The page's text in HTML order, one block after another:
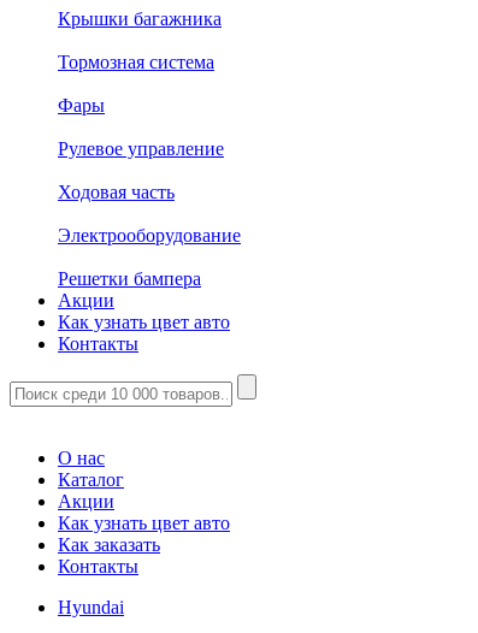
Крышки багажника
Тормозная система
Фары
Рулевое управление
Ходовая часть
Электрооборудование
Решетки бампера
Акции
Как узнать цвет авто
Контакты
О нас
Каталог
Акции
Как узнать цвет авто
Как заказать
Контакты
Hyundai